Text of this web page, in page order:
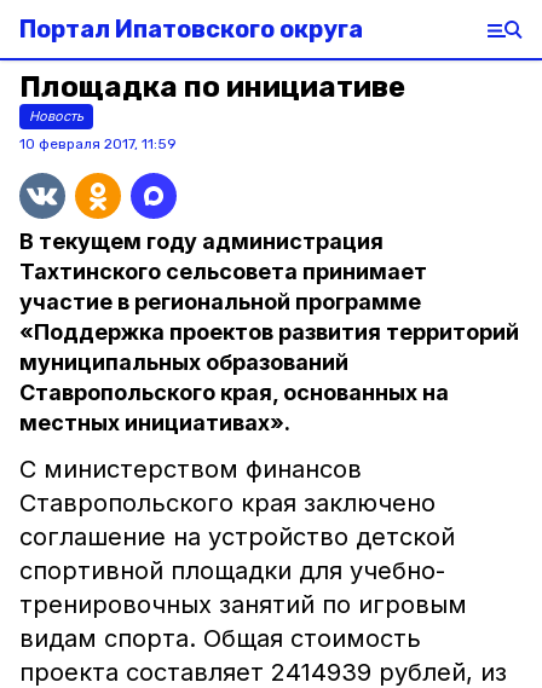
Портал Ипатовского округа
Площадка по инициативе
Новость
10 февраля 2017, 11:59
В текущем году администрация
Тахтинского сельсовета принимает
участие в региональной программе
«Поддержка проектов развития территорий
муниципальных образований
Ставропольского края, основанных на
местных инициативах».
С министерством финансов
Ставропольского края заключено
соглашение на устройство детской
спортивной площадки для учебно-
тренировочных занятий по игровым
видам спорта. Общая стоимость
проекта составляет 2414939 рублей, из